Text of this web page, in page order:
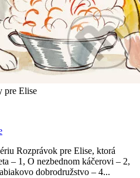
pre Elise
Rozprávok pre Elise, ktorá
– 1, O nezbednom káčerovi – 2,
dobrodružstvo – 4...